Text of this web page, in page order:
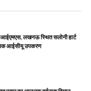
लखनऊ स्थित सलोनी हार्ट
आईसीयू उपकरण